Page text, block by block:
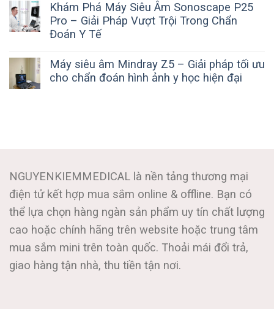
Khám Phá Máy Siêu Âm Sonoscape P25
Pro – Giải Pháp Vượt Trội Trong Chẩn
Đoán Y Tế
Máy siêu âm Mindray Z5 – Giải pháp tối ưu
cho chẩn đoán hình ảnh y học hiện đại
NGUYENKIEMMEDICAL là nền tảng thương mại
điện tử kết hợp mua sắm online & offline. Bạn có
thể lựa chọn hàng ngàn sản phẩm uy tín chất lượng
cao hoặc chính hãng trên website hoặc trung tâm
mua sắm mini trên toàn quốc. Thoải mái đổi trả,
giao hàng tận nhà, thu tiền tận nơi.